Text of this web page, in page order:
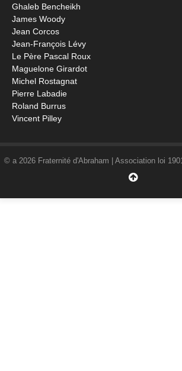
Ghaleb Bencheikh
James Woody
Jean Corcos
Jean-François Lévy
Le Père Pascal Roux
Maguelone Girardot
Michel Rostagnat
Pierre Labadie
Roland Burrus
Vincent Pilley
© a 2026 Fraternité d'Abraham | Association loi